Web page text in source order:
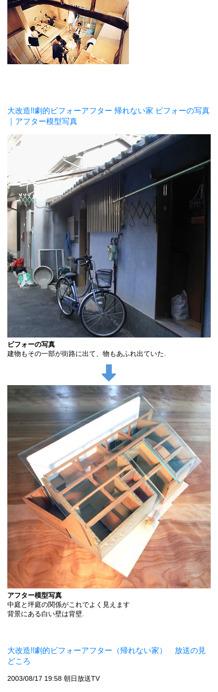
大改造!!劇的ビフォーアフター 帰れない家 ビフォーの写真
｜アフター模型写真
ビフォーの写真
建物もその一部が街路に出て、物もあふれ出ていた.
アフター模型写真
中庭と坪庭の関係がこれでよく見えます
背景にある白い壁は背壁.
大改造!!劇的ビフォーアフター（帰れない家） 放送の見
どころ
2003/08/17 19:58 朝日放送TV